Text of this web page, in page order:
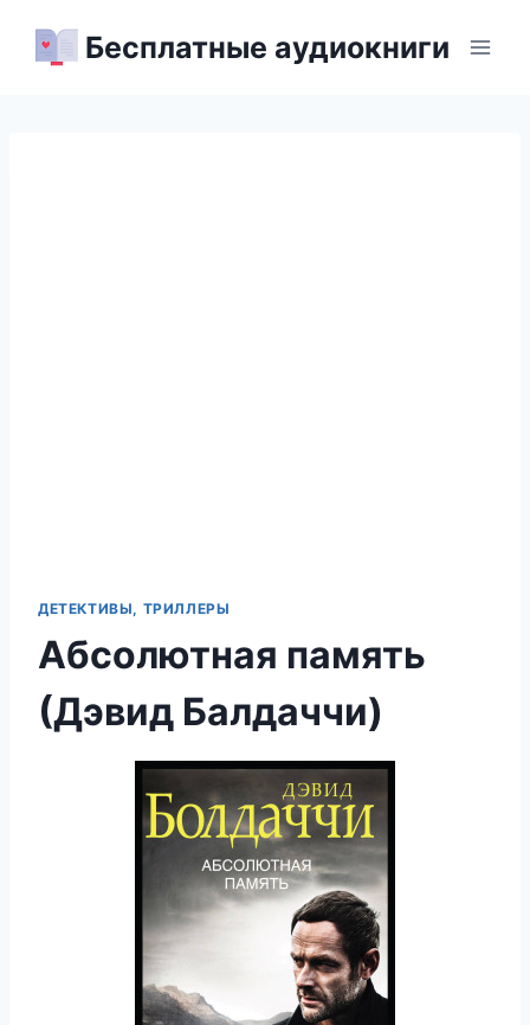
Бесплатные аудиокниги
ДЕТЕКТИВЫ, ТРИЛЛЕРЫ
Абсолютная память
(Дэвид Балдаччи)